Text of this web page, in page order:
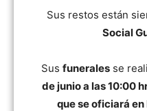
Sus restos están
Social
Sus funeralesse
de junio a las 10:00
que se oficiará